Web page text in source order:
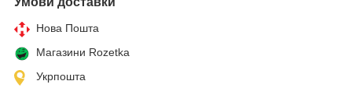
Нова Пошта
Магазини Rozetka
Укрпошта